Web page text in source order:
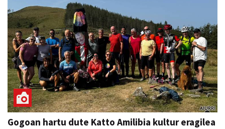
Gogoan hartu dute Katto Amilibia kultur eragilea